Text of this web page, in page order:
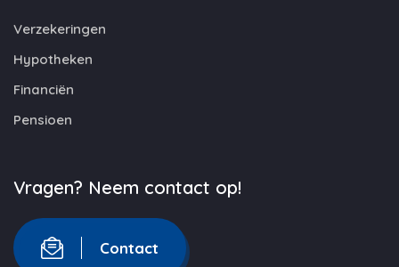
Verzekeringen
Hypotheken
Financiën
Pensioen
Vragen? Neem contact op!
Contact